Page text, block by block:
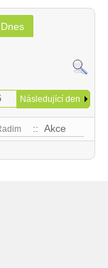
Dnes
Následující den
:: Akce